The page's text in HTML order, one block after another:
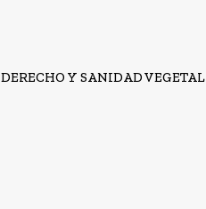
DERECHO Y SANIDAD VEGETAL